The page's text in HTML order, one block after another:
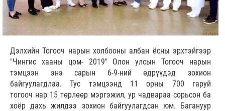
Дэлхийн Тогооч нарын холбооны албан ёсны эрхтэйгээр
"Чингис хааны цом- 2019" Олон улсын Тогооч нарын
тэмцээн энэ сарын 6-9-ний өдрүүдэд зохион
байгуулагдлаа. Тус тэмцээнд 11 орны 700 гаруй
тогооч нар 15 төрлөөр мэргэжил, ур чадвараа сорьсон ба
хоёр дахь жилдээ зохион байгуулагдсан юм. Багануур